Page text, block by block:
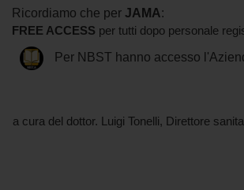
Ricordiamo che per JAMA:
FREE ACCESS per tutti dopo personale
Per NBST hanno accesso
a cura del dottor. Luigi Tonelli, Direttore